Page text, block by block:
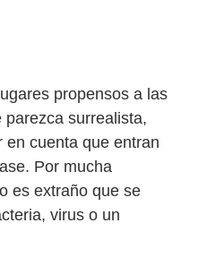
propensos a las
parezca surrealista,
en cuenta que entran
Por mucha
es extraño que se
virus o un